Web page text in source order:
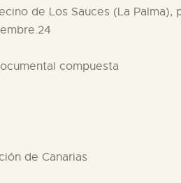
de Los Sauces (La
compuesta
de Canarias